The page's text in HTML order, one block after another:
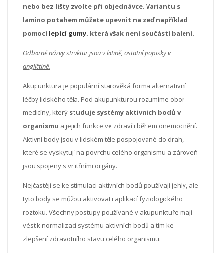
nebo bez lišty zvolte při objednávce. Variantu s
lamino potahem můžete upevnit na zeď například
pomocílepící gumy, která však není součástí balení.
Odborné názvy struktur jsou v latině, ostatní popisky v
angličtině.
Akupunktura je populární starověká forma alternativní
léčby lidského těla. Pod akupunkturou rozumíme obor
medicíny, který studuje systémy aktivnich bodů v
organismu a jejich funkce ve zdraví i během onemocnění.
Aktivní body jsou v lidském těle pospojované do drah,
které se vyskytují na povrchu celého organismu a zároveň
jsou spojeny s vnitřními orgány.
Nejčastěji se ke stimulaci aktivních bodů používají jehly, ale
tyto body se můžou aktivovat i aplikací fyziologického
roztoku. Všechny postupy používané v akupunktuře mají
vést k normalizaci systému aktivních bodů a tím ke
zlepšení zdravotního stavu celého organismu.